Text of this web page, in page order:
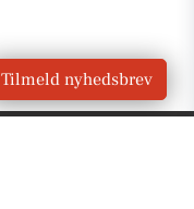
Tilmeld nyhedsbrev